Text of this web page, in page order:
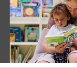
Vorige